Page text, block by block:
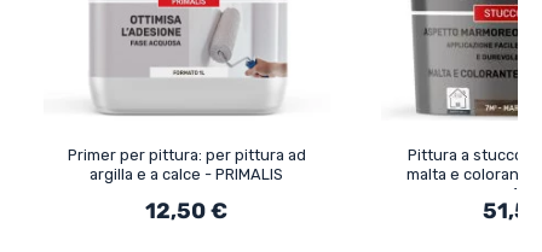
Primer per pittura: per pittura ad
argilla e a calce - PRIMALIS
12,50 €
Pittura a stucco
malta e colorante
172